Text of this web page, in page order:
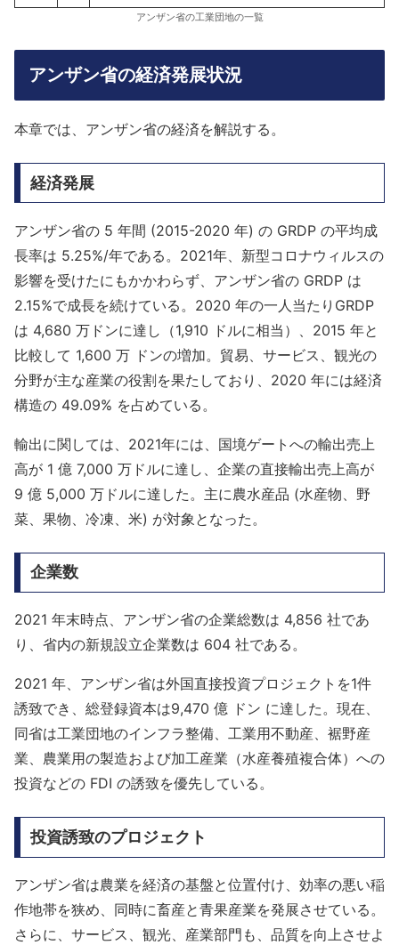
アンザン省の工業団地の一覧
アンザン省の経済発展状況
本章では、アンザン省の経済を解説する。
経済発展
アンザン省の 5 年間 (2015-2020 年) の GRDP の平均成
長率は 5.25%/年である。2021年、新型コロナウィルスの
影響を受けたにもかかわらず、アンザン省の GRDP は
2.15%で成長を続けている。2020 年の一人当たりGRDP
は 4,680 万ドンに達し（1,910 ドルに相当）、2015 年と
比較して 1,600 万 ドンの増加。貿易、サービス、観光の
分野が主な産業の役割を果たしており、2020 年には経済
構造の 49.09% を占めている。
輸出に関しては、2021年には、国境ゲートへの輸出売上
高が 1 億 7,000 万ドルに達し、企業の直接輸出売上高が
9 億 5,000 万ドルに達した。主に農水産品 (水産物、野
菜、果物、冷凍、米) が対象となった。
企業数
2021 年末時点、アンザン省の企業総数は 4,856 社であ
り、省内の新規設立企業数は 604 社である。
2021 年、アンザン省は外国直接投資プロジェクトを1件
誘致でき、総登録資本は9,470 億 ドン に達した。現在、
同省は工業団地のインフラ整備、工業用不動産、裾野産
業、農業用の製造および加工産業（水産養殖複合体）への
投資などの FDI の誘致を優先している。
投資誘致のプロジェクト
アンザン省は農業を経済の基盤と位置付け、効率の悪い稲
作地帯を狭め、同時に畜産と青果産業を発展させている。
さらに、サービス、観光、産業部門も、品質を向上させよ